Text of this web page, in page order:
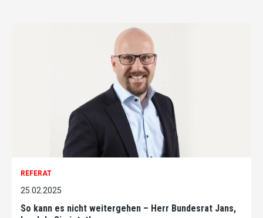
REFERAT
25.02.2025
So kann es nicht weitergehen – Herr Bundesrat Jans,